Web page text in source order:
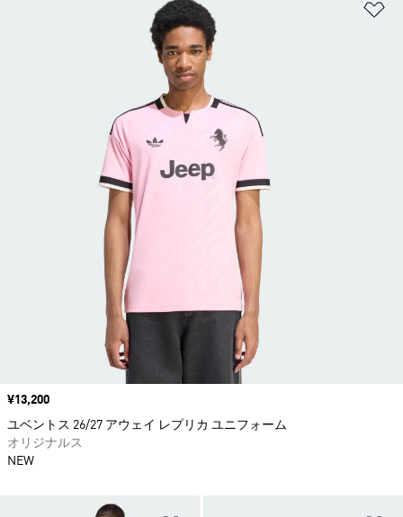
価格
¥13,200
ユベントス 26/27 アウェイ レプリカ ユニフォーム
オリジナルス
NEW